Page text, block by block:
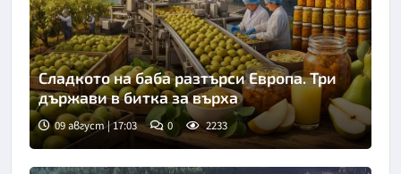
Сладкото на баба разтърси Европа. Три
държави в битка за върха
09 август | 17:03 0 2233